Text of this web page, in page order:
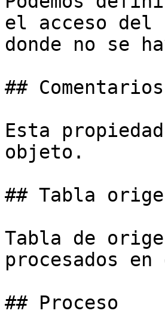
el acceso del
donde no se
## Comentarios
Esta
objeto.
## Tabla
Tabla de
procesados
## Proceso